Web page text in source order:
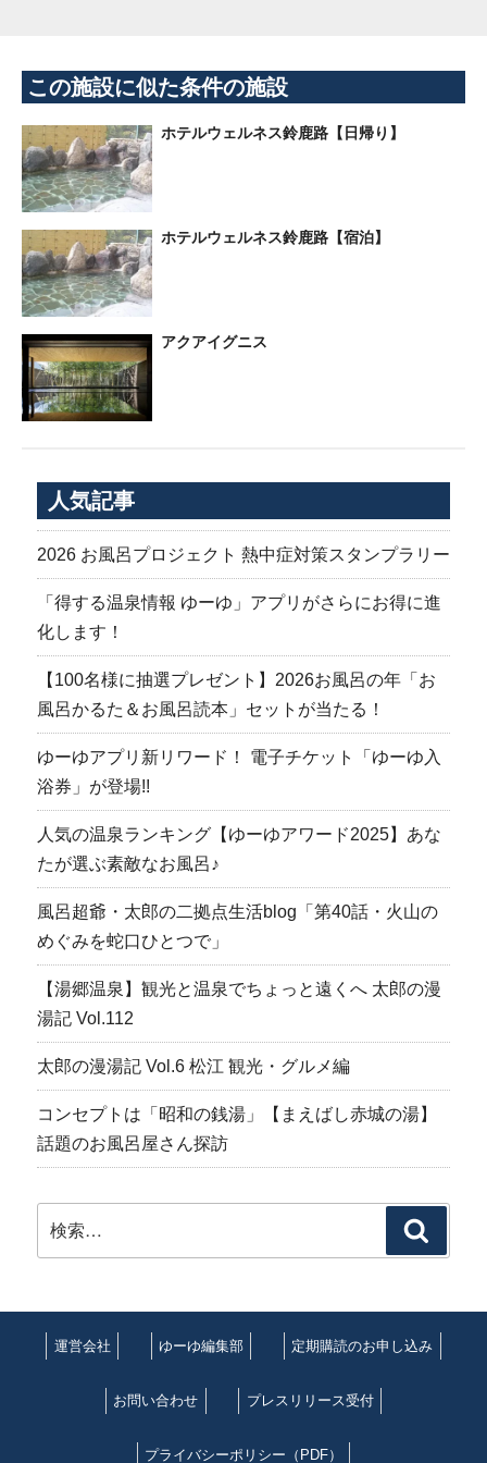
この施設に似た条件の施設
ホテルウェルネス鈴鹿路【日帰り】
ホテルウェルネス鈴鹿路【宿泊】
アクアイグニス
人気記事
2026 お風呂プロジェクト 熱中症対策スタンプラリー
「得する温泉情報 ゆーゆ」アプリがさらにお得に進
化します！
【100名様に抽選プレゼント】2026お風呂の年「お
風呂かるた＆お風呂読本」セットが当たる！
ゆーゆアプリ新リワード！ 電子チケット「ゆーゆ入
浴券」が登場!!
人気の温泉ランキング【ゆーゆアワード2025】あな
たが選ぶ素敵なお風呂♪
風呂超爺・太郎の二拠点生活blog「第40話・火山の
めぐみを蛇口ひとつで」
【湯郷温泉】観光と温泉でちょっと遠くへ 太郎の漫
湯記 Vol.112
太郎の漫湯記 Vol.6 松江 観光・グルメ編
コンセプトは「昭和の銭湯」【まえばし赤城の湯】
話題のお風呂屋さん探訪
索
運営会社 ゆーゆ編集部 定期購読のお申し込み
お問い合わせ プレスリリース受付
プライバシーポリシー（PDF）